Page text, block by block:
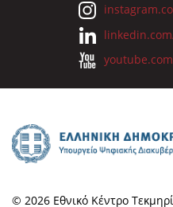
© 2026 Eθνικό Κέντρο